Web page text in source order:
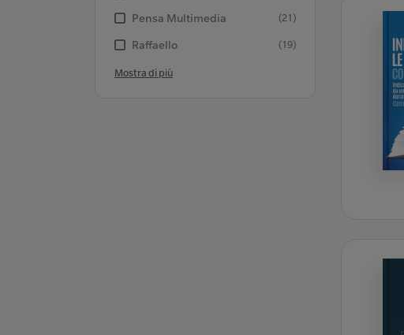
Pensa Multimedia (21)
Raffaello (19)
Mostra di più